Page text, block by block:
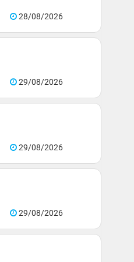
28/08/2026
29/08/2026
29/08/2026
29/08/2026